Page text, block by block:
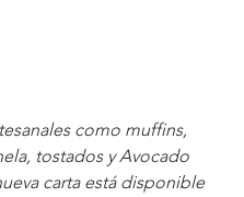
como muffins,
tostados y Avocado
carta está disponible